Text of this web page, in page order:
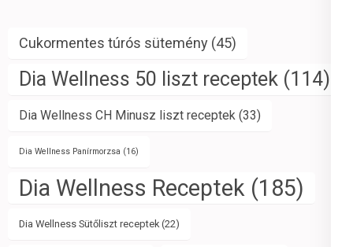
Cukormentes túrós sütemény (45)
Dia Wellness 50 liszt receptek (114)
Dia Wellness CH Minusz liszt receptek (33)
Dia Wellness Panírmorzsa (16)
Dia Wellness Receptek (185)
Dia Wellness Sütőliszt receptek (22)